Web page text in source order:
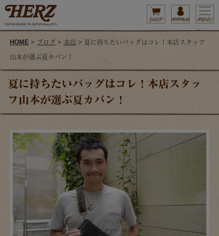
HOME > ブログ > 本店 > 夏に持ちたいバッグはコレ！本店スタッフ
山本が選ぶ夏カバン！
夏に持ちたいバッグはコレ！本店スタッ
フ山本が選ぶ夏カバン！